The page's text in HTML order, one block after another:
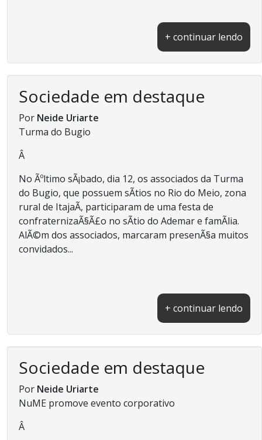
+ continuar lendo
Sociedade em destaque
Por Neide Uriarte
Turma do Bugio
Â
No Ãºltimo sÃ¡bado, dia 12, os associados da Turma
do Bugio, que possuem sÃ­tios no Rio do Meio, zona
rural de ItajaÃ­, participaram de uma festa de
confraternizaÃ§Ã£o no sÃ­tio do Ademar e famÃ­lia.
AlÃ©m dos associados, marcaram presenÃ§a muitos
convidados...
+ continuar lendo
Sociedade em destaque
Por Neide Uriarte
NuME promove evento corporativo
Â